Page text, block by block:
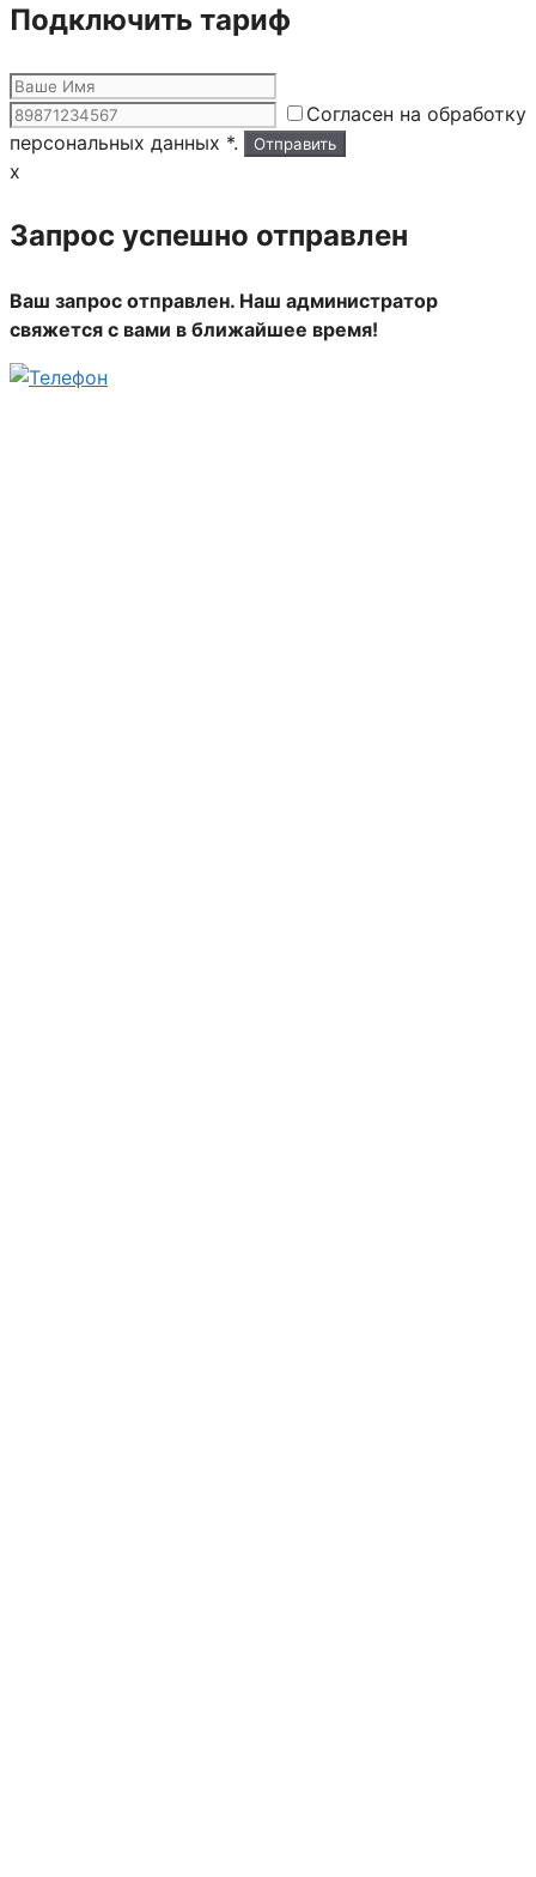
Подключить тариф
Согласен на обработку
персональных данных *.
x
Запрос успешно отправлен
Ваш запрос отправлен. Наш администратор
свяжется с вами в ближайшее время!